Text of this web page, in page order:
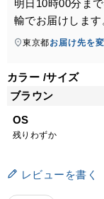
明日 10時00分 ま
輸でお届けします
東京都お届け先を
カラー サイズ
ブラウン
OS
残りわずか
レビューを書く